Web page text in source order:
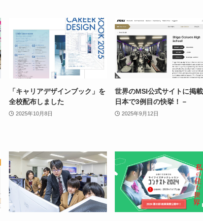
「キャリアデザインブック」を
全校配布しました
2025年10月8日
世界のMSI公式サイトに掲
日本で3例目の快挙！－
2025年9月12日